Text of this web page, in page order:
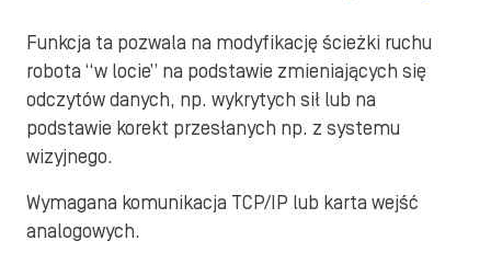
Funkcja ta pozwala na modyfikację ścieżki ruchu
robota “w locie” na podstawie zmieniających się
odczytów danych, np. wykrytych sił lub na
podstawie korekt przesłanych np. z systemu
wizyjnego.
Wymagana komunikacja TCP/IP lub karta wejść
analogowych.